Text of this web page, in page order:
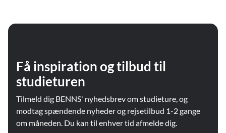
Få inspiration og tilbud til
studieturen
Tilmeld dig BENNS' nyhedsbrev om studieture, og
modtag spændende nyheder og rejsetilbud 1-2 gange
om måneden. Du kan til enhver tid afmelde dig.